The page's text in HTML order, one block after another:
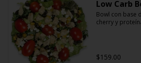
Low Carb
Bowl con base
cherry y
$159.00